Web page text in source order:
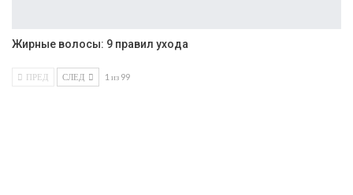
Жирные волосы: 9 правил ухода
ПРЕД СЛЕД 1 из 99